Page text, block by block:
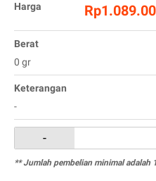
Harga
Berat
0 gr
Keterangan
-
-
** Jumlah pembelian minimal adalah